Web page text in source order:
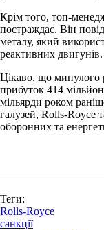
Крім того, топ-
постраждає. Він
металу, який
реактивних двигунів.
Цікаво, що минулого
прибуток 414
мільярди роком
галузей, Rolls-Royce
оборонних та
Теги:
Rolls-Royce
санкції